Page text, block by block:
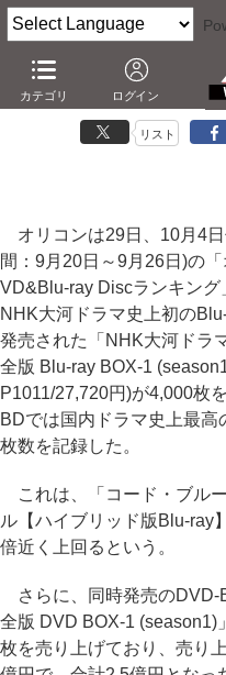
カテゴリ ログイン
「龍馬伝」BD-BOXが、国内ド
－BD総合首位は「Angel
リスト
オリコンは29日、10月4日
間：9月20日～9月26日)の
VD&Blu-ray Discランキング
NHK大河ドラマ史上初の
発売された「NHK大河ドラ
全版 Blu-ray BOX-1
P1011/27,720円)が4,000枚
BDでは国内ドラマ史上最高
枚数を記録した。
これは、「コード・ブル
ル【ハイブリッド版Blu-ray
倍近く上回るという。
さらに、同時発売のDVD-
全版 DVD BOX-1 (season1)
枚を売り上げており、売り